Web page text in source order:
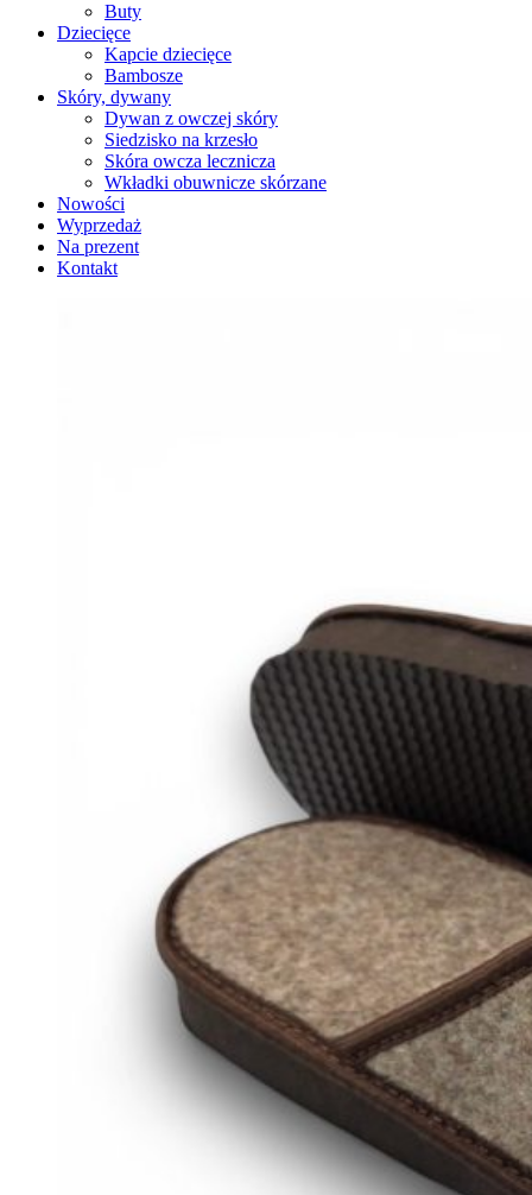
Buty
Dziecięce
Kapcie dziecięce
Bambosze
Skóry, dywany
Dywan z owczej skóry
Siedzisko na krzesło
Skóra owcza lecznicza
Wkładki obuwnicze skórzane
Nowości
Wyprzedaż
Na prezent
Kontakt